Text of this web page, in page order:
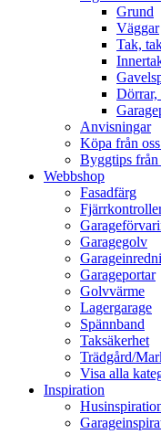
Grund
Väggar
Tak,
Dörrar,
Anvisningar
Köpa från
Byggtips
Webbshop
Fasadfärg
Garagegolv
Garageportar
Golvvärme
Lagergarage
Spännband
Taksäkerhet
Trädgård/
Visa alla
Inspiration